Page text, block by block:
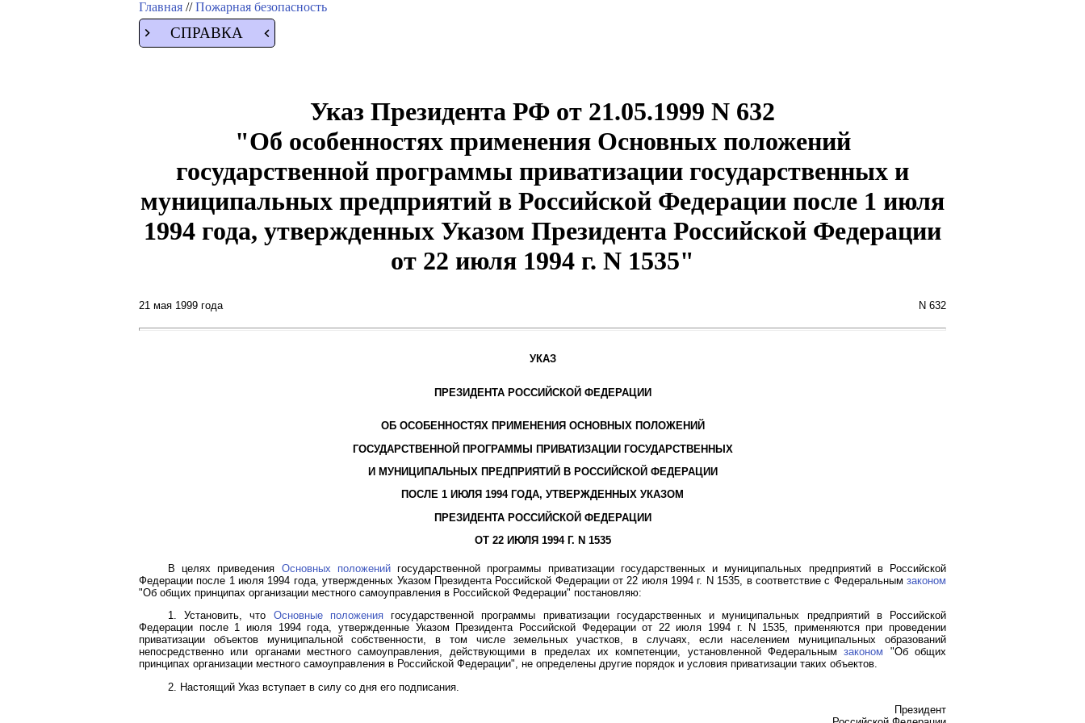
Главная //Пожарная безопасность
СПРАВКА
Указ Президента РФ от 21.05.1999 N 632
"Об особенностях применения Основных положений
государственной программы приватизации государственных и
муниципальных предприятий в Российской Федерации после 1 июля
1994 года, утвержденных Указом Президента Российской Федерации
от 22 июля 1994 г. N 1535"
21 мая 1999 года N 632
УКАЗ
ПРЕЗИДЕНТА РОССИЙСКОЙ ФЕДЕРАЦИИ
ОБ ОСОБЕННОСТЯХ ПРИМЕНЕНИЯ ОСНОВНЫХ ПОЛОЖЕНИЙ
ГОСУДАРСТВЕННОЙ ПРОГРАММЫ ПРИВАТИЗАЦИИ ГОСУДАРСТВЕННЫХ
И МУНИЦИПАЛЬНЫХ ПРЕДПРИЯТИЙ В РОССИЙСКОЙ ФЕДЕРАЦИИ
ПОСЛЕ 1 ИЮЛЯ 1994 ГОДА, УТВЕРЖДЕННЫХ УКАЗОМ
ПРЕЗИДЕНТА РОССИЙСКОЙ ФЕДЕРАЦИИ
ОТ 22 ИЮЛЯ 1994 Г. N 1535
В целях приведения Основных положенийгосударственной программы приватизации государственных и муниципальных предприятий в Российской
Федерации после 1 июля 1994 года, утвержденных Указом Президента Российской Федерации от 22 июля 1994 г. N 1535, в соответствие с Федеральным законом
"Об общих принципах организации местного самоуправления в Российской Федерации" постановляю:
1. Установить, что Основные положениягосударственной программы приватизации государственных и муниципальных предприятий в Российской
Федерации после 1 июля 1994 года, утвержденные Указом Президента Российской Федерации от 22 июля 1994 г. N 1535, применяются при проведении
приватизации объектов муниципальной собственности, в том числе земельных участков, в случаях, если населением муниципальных образований
непосредственно или органами местного самоуправления, действующими в пределах их компетенции, установленной Федеральнымзаконом "Об общих
принципах организации местного самоуправления в Российской Федерации", не определены другие порядок и условия приватизации таких объектов.
2. Настоящий Указ вступает в силу со дня его подписания.
Президент